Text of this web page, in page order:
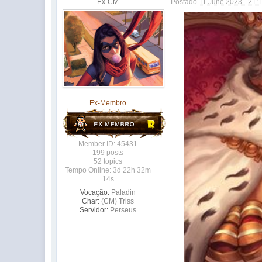
Ex-CM
Ex-Membro
Member ID: 45431
199 posts
52 topics
Tempo Online: 3d 22h 32m
14s
Vocação: Paladin
Char: (CM) Triss
Servidor: Perseus
Postado 11 June 2023 -